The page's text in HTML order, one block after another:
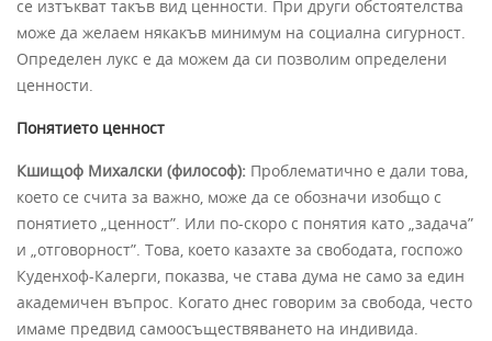
се изтъкват такъв вид ценности. При други обстоятелства
може да желаем някакъв минимум на социална сигурност.
Определен лукс е да можем да си позволим определени
ценности.
Понятието ценност
Кшищоф Михалски (философ): Проблематично е дали това,
което се счита за важно, може да се обозначи изобщо с
понятието „ценност”. Или по-скоро с понятия като „задача”
и „отговорност”. Това, което казахте за свободата, госпожо
Куденхоф-Калерги, показва, че става дума не само за един
академичен въпрос. Когато днес говорим за свобода, често
имаме предвид самоосъществяването на индивида.